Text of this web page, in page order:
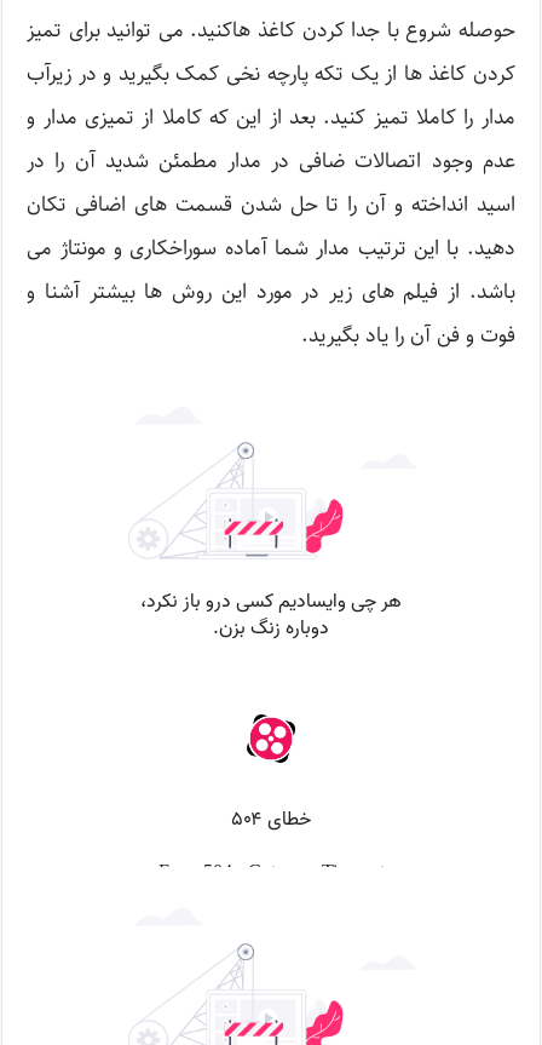
حوصله شروع با جدا کردن کاغذ هاکنید. می توانید برای تمیز
کردن کاغذ ها از یک تکه پارچه نخی کمک بگیرید و در زیرآب
مدار را کاملا تمیز کنید. بعد از این که کاملا از تمیزی مدار و
عدم وجود اتصالات ضافی در مدار مطمئن شدید آن را در
اسید انداخته و آن را تا حل شدن قسمت های اضافی تکان
دهید. با این ترتیب مدار شما آماده سوراخکاری و مونتاژ می
باشد. از فیلم های زیر در مورد این روش ها بیشتر آشنا و
فوت و فن آن را یاد بگیرید.